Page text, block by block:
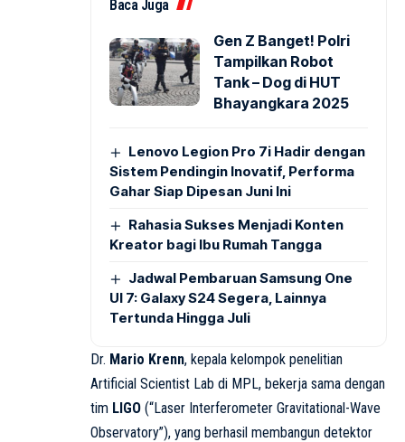
Baca Juga
Gen Z Banget! Polri
Tampilkan Robot
Tank – Dog di HUT
Bhayangkara 2025
Lenovo Legion Pro 7i Hadir dengan
Sistem Pendingin Inovatif, Performa
Gahar Siap Dipesan Juni Ini
Rahasia Sukses Menjadi Konten
Kreator bagi Ibu Rumah Tangga
Jadwal Pembaruan Samsung One
UI 7: Galaxy S24 Segera, Lainnya
Tertunda Hingga Juli
Dr. Mario Krenn, kepala kelompok penelitian
Artificial Scientist Lab di MPL, bekerja sama dengan
tim LIGO (“Laser Interferometer Gravitational-Wave
Observatory”), yang berhasil membangun detektor